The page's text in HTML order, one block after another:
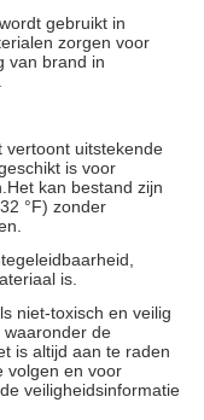
gebruikt in
zorgen voor
van brand in
vertoont uitstekende
is voor
kan bestand zijn
°F) zonder
is.
niet-toxisch en veilig
waaronder de
is altijd aan te raden
volgen en voor
veiligheidsinformatie